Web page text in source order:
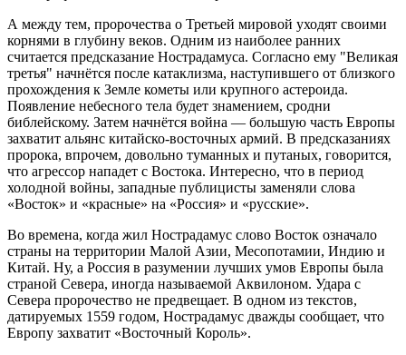
А между тем, пророчества о Третьей мировой уходят своими
корнями в глубину веков. Одним из наиболее ранних
считается предсказание Нострадамуса. Согласно ему "Великая
третья" начнётся после катаклизма, наступившего от близкого
прохождения к Земле кометы или крупного астероида.
Появление небесного тела будет знамением, сродни
библейскому. Затем начнётся война — большую часть Европы
захватит альянс китайско-восточных армий. В предсказаниях
пророка, впрочем, довольно туманных и путаных, говорится,
что агрессор нападет с Востока. Интересно, что в период
холодной войны, западные публицисты заменяли слова
«Восток» и «красные» на «Россия» и «русские».
Во времена, когда жил Нострадамус слово Восток означало
страны на территории Малой Азии, Месопотамии, Индию и
Китай. Ну, а Россия в разумении лучших умов Европы была
страной Севера, иногда называемой Аквилоном. Удара с
Севера пророчество не предвещает. В одном из текстов,
датируемых 1559 годом, Нострадамус дважды сообщает, что
Европу захватит «Восточный Король».